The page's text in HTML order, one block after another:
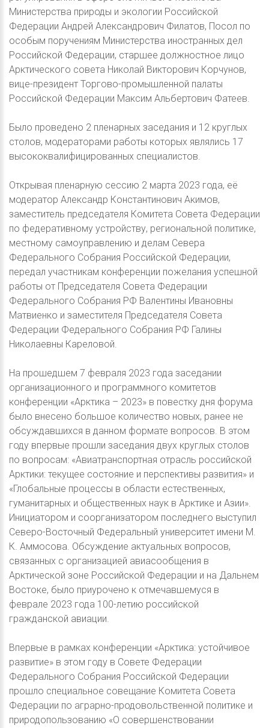
Министерства природы и экологии Российской
Федерации Андрей Александрович Филатов, Посол по
особым поручениям Министерства иностранных дел
Российской Федерации, старшее должностное лицо
Арктического совета Николай Викторович Корчунов,
вице-президент Торгово-промышленной палаты
Российской Федерации Максим Альбертович Фатеев.
Было проведено 2 пленарных заседания и 12 круглых
столов, модераторами работы которых являлись 17
высококвалифицированных специалистов.
Открывая пленарную сессию 2 марта 2023 года, её
модератор Александр Константинович Акимов,
заместитель председателя Комитета Совета Федерации
по федеративному устройству, региональной политике,
местному самоуправлению и делам Севера
Федерального Собрания Российской Федерации,
передал участникам конференции пожелания успешной
работы от Председателя Совета Федерации
Федерального Собрания РФ Валентины Ивановны
Матвиенко и заместителя Председателя Совета
Федерации Федерального Собрания РФ Галины
Николаевны Кареловой.
На прошедшем 7 февраля 2023 года заседании
организационного и программного комитетов
конференции «Арктика – 2023» в повестку дня форума
было внесено большое количество новых, ранее не
обсуждавшихся в данном формате вопросов. В этом
году впервые прошли заседания двух круглых столов
по вопросам: «Авиатранспортная отрасль российской
Арктики: текущее состояние и перспективы развития» и
«Глобальные процессы в области естественных,
гуманитарных и общественных наук в Арктике и Азии».
Инициатором и соорганизатором последнего выступил
Северо-Восточный Федеральный университет имени М.
К. Аммосова. Обсуждение актуальных вопросов,
связанных с организацией авиасообщения в
Арктической зоне Российской Федерации и на Дальнем
Востоке, было приурочено к отмечавшемуся в
феврале 2023 года 100-летию российской
гражданской авиации.
Впервые в рамках конференции «Арктика: устойчивое
развитие» в этом году в Совете Федерации
Федерального Собрания Российской Федерации
прошло специальное совещание Комитета Совета
Федерации по аграрно-продовольственной политике и
природопользованию «О совершенствовании